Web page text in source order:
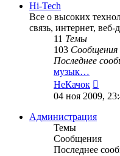
Hi-Tech
Все о высоких
связь, интернет,
11 Темы
103 Сообщения
Последнее
музык…
НеКачок
к
04 ноя 2009,
Администрация
Темы
Сообщения
Последнее